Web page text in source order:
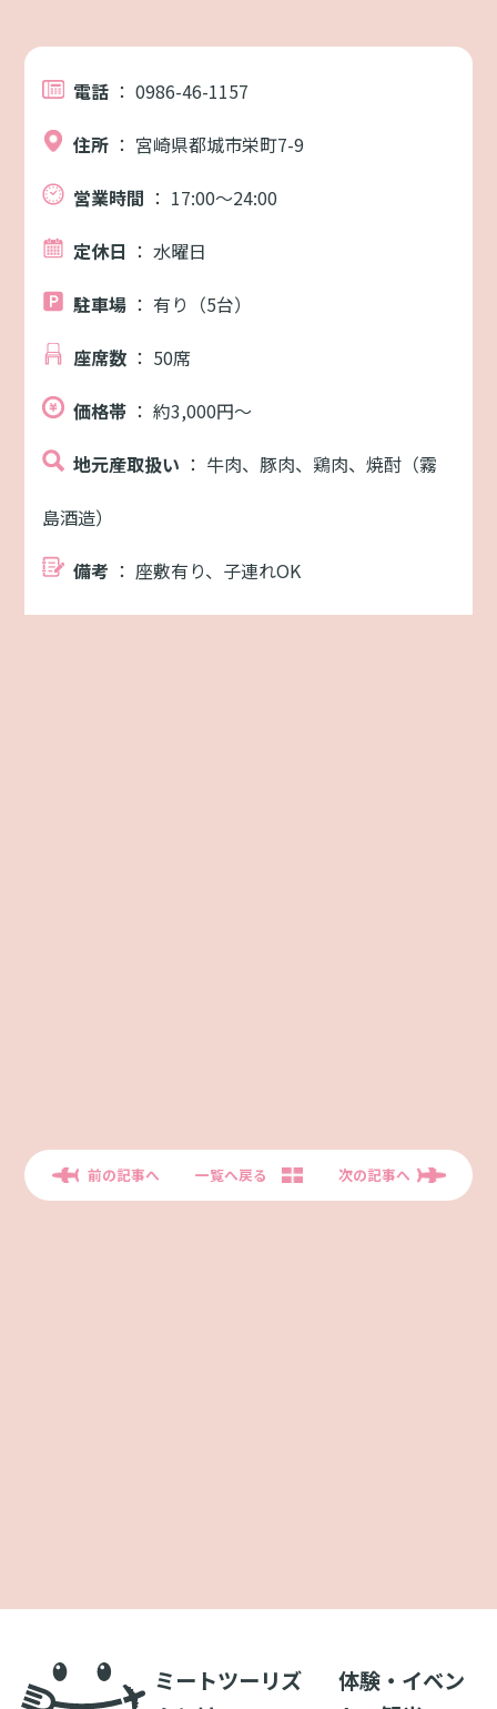
電話 ： 0986-46-1157
住所 ： 宮崎県都城市栄町7-9
営業時間 ： 17:00～24:00
定休日 ： 水曜日
駐車場 ： 有り（5台）
座席数 ： 50席
価格帯 ： 約3,000円～
地元産取扱い ： 牛肉、豚肉、鶏肉、焼酎（霧
島酒造）
備考 ： 座敷有り、子連れOK
前の記事へ 一覧へ戻る 次の記事へ
ミートツーリズ
体験・イベン